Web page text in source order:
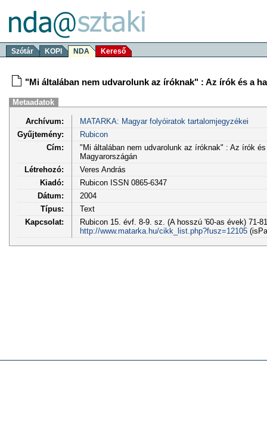
Szótár KOPI NDA Kereső
"Mi általában nem udvarolunk az íróknak" : Az írók és a
Metaadatok
Archívum:
MATARKA: Magyar folyóiratok tartalomjegyzékei
Gyűjtemény:
Rubicon
Cím:
"Mi általában nem udvarolunk az íróknak" : Az írók
Magyarországán
Létrehozó:
Veres András
Kiadó:
Rubicon ISSN 0865-6347
Dátum:
2004
Típus:
Text
Kapcsolat:
Rubicon 15. évf. 8-9. sz. (A hosszú '60-as évek) 71-
http://www.matarka.hu/cikk_list.php?fusz=12105